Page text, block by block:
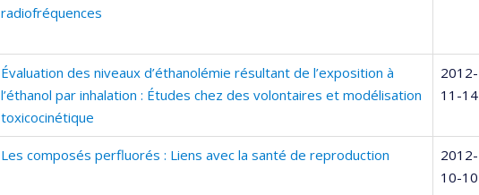
radiofréquences
Évaluation des niveaux d’éthanolémie résultant de l’exposition à
l’éthanol par inhalation : Études chez des volontaires et modélisation
toxicocinétique
2012-
11-14
Les composés perfluorés : Liens avec la santé de reproduction
2012-
10-10